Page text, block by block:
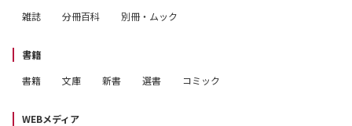
題を取材。朝鮮半島関係では、94年にソウルの延世大学
り、ソウルで特派員生活を送った。13年4月より朝日新聞
論説委員。
雑誌
分冊百科 別冊・ムック
書籍
書籍
文庫 新書 選書 コミック
WEBメディア